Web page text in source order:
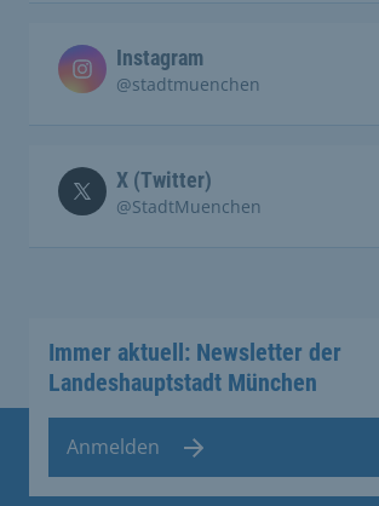
Instagram
@stadtmuenchen
X (Twitter)
@StadtMuenchen
Immer aktuell: Newsletter der
Landeshauptstadt München
Anmelden